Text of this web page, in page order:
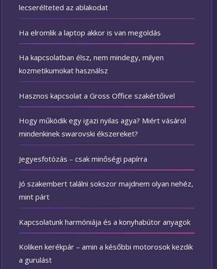
lecserélteted az ablakodat
Ha elromlik a laptop akkor is van megoldás
Ha kapcsolatban élsz, nem mindegy, milyen
kozmetikumokat használsz
Hasznos kapcsolat a Gross Office szakértőivel
Hogy működik egy igazi nyilas agya? Miért vásárol
mindenkinek swarovski ékszereket?
Jegyesfotózás – csak minőségi papírra
Jó szakembert találni sokszor majdnem olyan nehéz,
mint párt
Kapcsolatunk harmóniája és a konyhabútor anyagok
Koliken kerékpár – amin a későbbi motorosok kezdik
a gurulást